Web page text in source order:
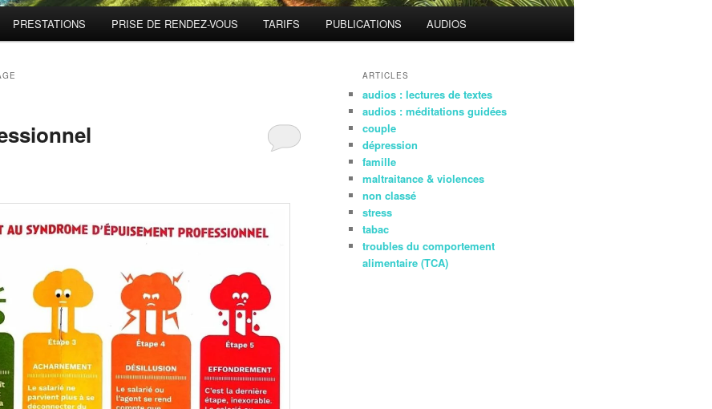
PRESTATIONS PRISE DE RENDEZ-VOUS TARIFS PUBLICATIONS AUDIOS
ARTICLES
audios : lectures de textes
audios : méditations guidées
couple
dépression
famille
maltraitance & violences
non classé
stress
tabac
troubles du comportement
alimentaire (TCA)